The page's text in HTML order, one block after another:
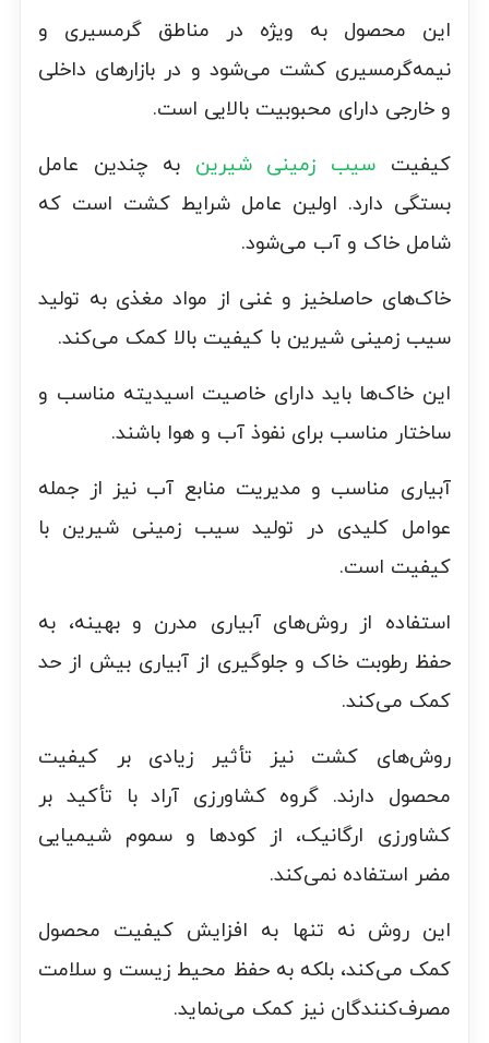
این محصول به ویژه در مناطق گرمسیری و
نیمه‌گرمسیری کشت می‌شود و در بازارهای داخلی
و خارجی دارای محبوبیت بالایی است.
کیفیتسیب زمینی شیرین به چندین عامل
بستگی دارد. اولین عامل شرایط کشت است که
شامل خاک و آب می‌شود.
خاک‌های حاصلخیز و غنی از مواد مغذی به تولید
سیب زمینی شیرین با کیفیت بالا کمک می‌کند.
این خاک‌ها باید دارای خاصیت اسیدیته مناسب و
ساختار مناسب برای نفوذ آب و هوا باشند.
آبیاری مناسب و مدیریت منابع آب نیز از جمله
عوامل کلیدی در تولید سیب زمینی شیرین با
کیفیت است.
استفاده از روش‌های آبیاری مدرن و بهینه، به
حفظ رطوبت خاک و جلوگیری از آبیاری بیش از حد
کمک می‌کند.
روش‌های کشت نیز تأثیر زیادی بر کیفیت
محصول دارند. گروه کشاورزی آراد با تأکید بر
کشاورزی ارگانیک، از کودها و سموم شیمیایی
مضر استفاده نمی‌کند.
این روش نه تنها به افزایش کیفیت محصول
کمک می‌کند، بلکه به حفظ محیط زیست و سلامت
مصرف‌کنندگان نیز کمک می‌نماید.